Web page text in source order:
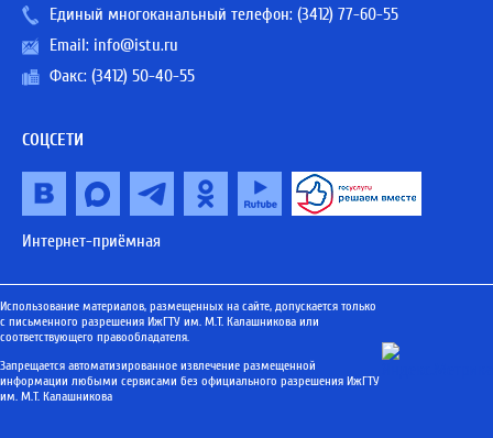
Единый многоканальный телефон: (3412) 77-60-55
Email: info@istu.ru
Факс: (3412) 50-40-55
СОЦСЕТИ
Интернет-приёмная
Использование материалов, размещенных на сайте, допускается только
с письменного разрешения ИжГТУ им. М.Т. Калашникова или
соответствующего правообладателя.
Запрещается автоматизированное извлечение размещенной
информации любыми сервисами без официального разрешения ИжГТУ
им. М.Т. Калашникова